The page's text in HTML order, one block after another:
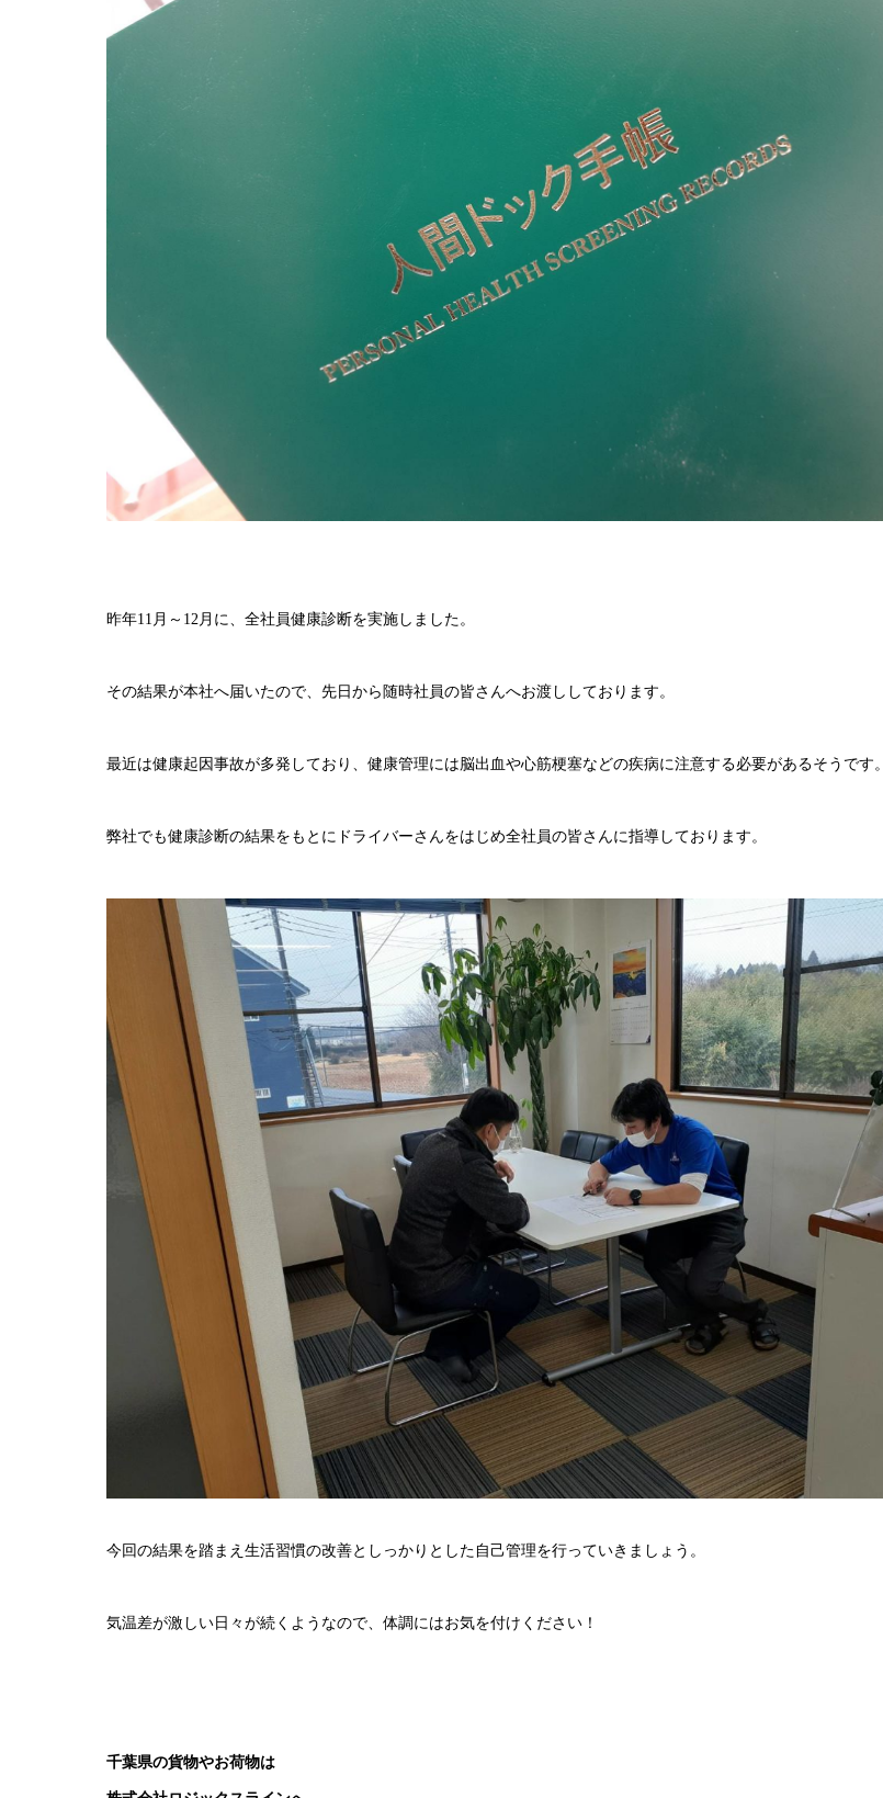
昨年11月～12月に、全社員健康診断を実施しました。
その結果が本社へ届いたので、先日から随時社員の皆さんへお渡ししております。
最近は健康起因事故が多発しており、健康管理には脳出血や心筋梗塞などの疾病に注意する必要があるそうです。
弊社でも健康診断の結果をもとにドライバーさんをはじめ全社員の皆さんに指導しております。
今回の結果を踏まえ生活習慣の改善としっかりとした自己管理を行っていきましょう。
気温差が激しい日々が続くようなので、体調にはお気を付けください！
千葉県の貨物やお荷物は